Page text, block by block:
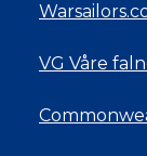
VG Våre